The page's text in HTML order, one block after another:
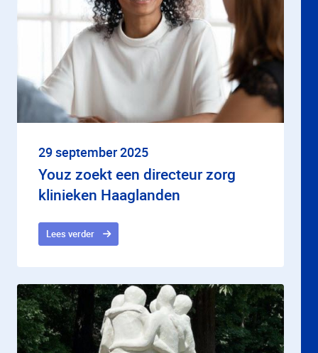
29 september 2025
Youz zoekt een directeur zorg
klinieken Haaglanden
Lees verder